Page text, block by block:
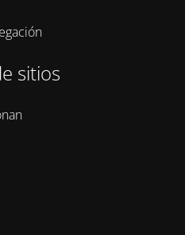
sitios